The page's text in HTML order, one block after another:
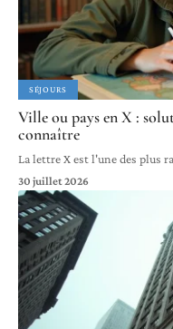
SÉJOURS
Ville ou pays en X :
connaître
La lettre X est l'une des plus
30 juillet 2026